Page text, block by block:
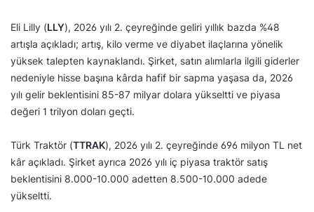
Eli Lilly (LLY), 2026 yılı 2. çeyreğinde geliri yıllık bazda %48
artışla açıkladı; artış, kilo verme ve diyabet ilaçlarına yönelik
yüksek talepten kaynaklandı. Şirket, satın alımlarla ilgili giderler
nedeniyle hisse başına kârda hafif bir sapma yaşasa da, 2026
yılı gelir beklentisini 85-87 milyar dolara yükseltti ve piyasa
değeri 1 trilyon doları geçti.
Türk Traktör (TTRAK), 2026 yılı 2. çeyreğinde 696 milyon TL net
kâr açıkladı. Şirket ayrıca 2026 yılı iç piyasa traktör satış
beklentisini 8.000-10.000 adetten 8.500-10.000 adede
yükseltti.